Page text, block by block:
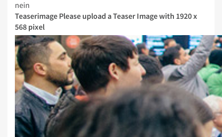
nein
Teaserimage Please upload a Teaser Image with 1920 x
568 pixel